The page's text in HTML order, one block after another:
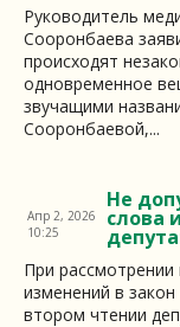
Руководитель
Сооронбаева
происходят
одновременное
звучащими
Сооронбаевой,...
Не
слова
Апр 2, 2026
10:25
При рассмотрении
изменений в
втором чтении